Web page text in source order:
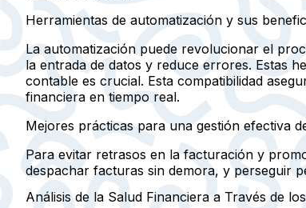
Herramientas de automatización y sus
La automatización puede revolucionar el
la entrada de datos y reduce errores. Estas
contable es crucial. Esta compatibilidad
financiera en tiempo real.
Mejores prácticas para una gestión efectiva
Para evitar retrasos en la facturación y
despachar facturas sin demora, y perseguir
Análisis de la Salud Financiera a Través de